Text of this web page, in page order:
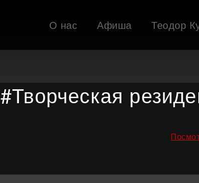
О нас Афиша Теодор
#Творческая